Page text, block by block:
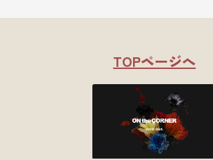
TOPページへ